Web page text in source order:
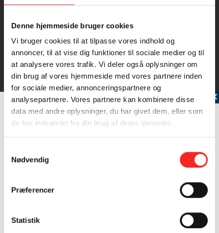
Denne hjemmeside bruger cookies
Vi bruger cookies til at tilpasse vores indhold og
annoncer, til at vise dig funktioner til sociale medier og til
at analysere vores trafik. Vi deler også oplysninger om
din brug af vores hjemmeside med vores partnere inden
for sociale medier, annonceringspartnere og
analysepartnere. Vores partnere kan kombinere disse
data med andre oplysninger, du har givet dem, eller som
de har indsamlet fra din brug af deres tjenester.
Nødvendig
Præferencer
Statistik
Ørred (Regnbueørred)
Ørred sælges ofte som forel (200-300 gram
portionsfisk).
Ørreden har et…
Læs mere
INGREDIENSER
Tilmeld dig vores nyhedsbrev